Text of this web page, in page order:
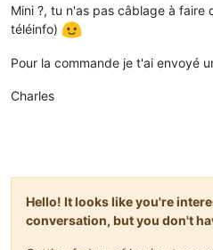
Mini ?, tu n'as pas câblage à faire
téléinfo)
Pour la commande je t'ai envoyé
Charles
Hello! It looks like you're
conversation, but you don't